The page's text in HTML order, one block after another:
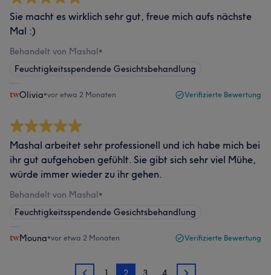
Sie macht es wirklich sehr gut, freue mich aufs nächste
Mal :)
Behandelt von Mashal•
Feuchtigkeitsspendende Gesichtsbehandlung
Olivia•vor etwa 2 Monaten Verifizierte Bewertung
Mashal arbeitet sehr professionell und ich habe mich bei
ihr gut aufgehoben gefühlt. Sie gibt sich sehr viel Mühe,
würde immer wieder zu ihr gehen.
Behandelt von Mashal•
Feuchtigkeitsspendende Gesichtsbehandlung
Mouna•vor etwa 2 Monaten Verifizierte Bewertung